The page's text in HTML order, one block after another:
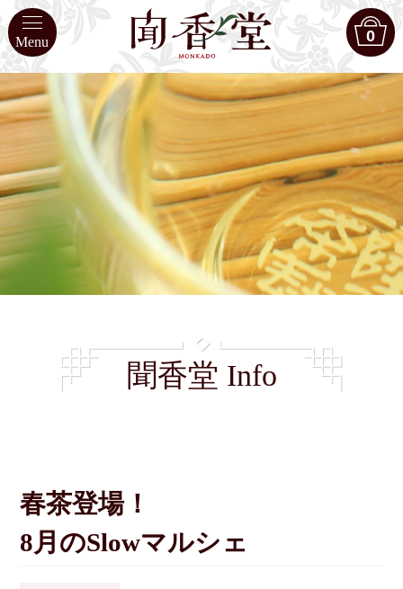
Menu 0
聞香堂 Info
春茶登場！
8月のSlowマルシェ